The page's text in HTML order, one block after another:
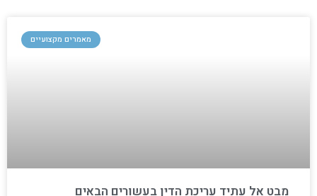
מאמרים מקצועיים
מבט אל עתיד עריכת הדין בעשורים הבאים